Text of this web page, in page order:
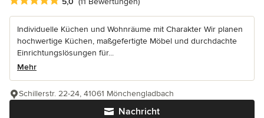
Individuelle Küchen und Wohnräume mit Charakter Wir planen
hochwertige Küchen, maßgefertigte Möbel und durchdachte
Einrichtungslösungen für...
Mehr
Nachricht
Schillerstr. 22-24, 41061 Mönchengladbach